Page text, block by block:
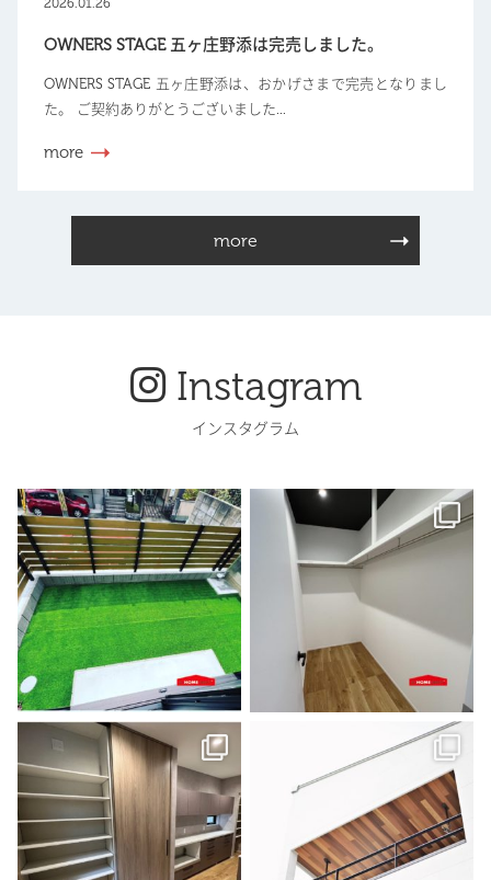
2026.01.26
OWNERS STAGE 五ヶ庄野添は完売しました。
OWNERS STAGE 五ヶ庄野添は、おかげさまで完売となりまし
た。 ご契約ありがとうございました...
more
more
Instagram
インスタグラム